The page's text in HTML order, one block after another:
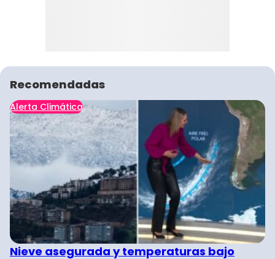
Recomendadas
Alerta Climática
Nieve asegurada y temperaturas bajo